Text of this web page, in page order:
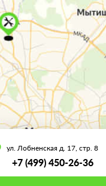
ул. Лобненская д. 17, стр. 8
+7 (499) 450-26-36